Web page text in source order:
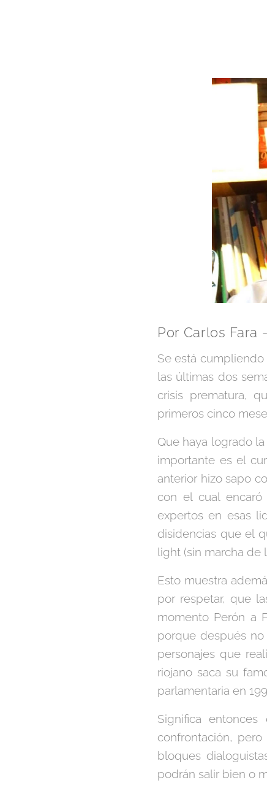
Por Carlos Fara
Se está cumpliendo
las últimas dos
crisis prematura,
primeros cinco
Que haya logrado
importante es el
anterior hizo sapo
con el cual encaró
expertos en esas
disidencias que el
light (sin marcha de
Esto muestra
por respetar, que
momento Perón a
porque después
personajes que
riojano saca su
parlamentaria en
Significa
confrontación,
bloques
podrán salir bien o